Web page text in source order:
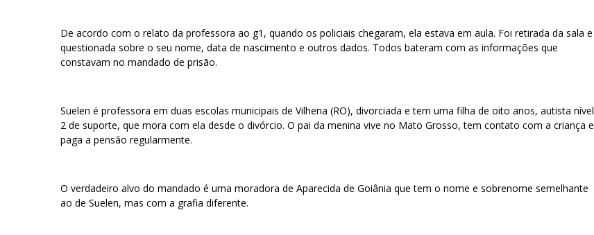
De acordo com o relato da professora ao g1, quando os policiais chegaram, ela estava em aula. Foi retirada da sala e
questionada sobre o seu nome, data de nascimento e outros dados. Todos bateram com as informações que
constavam no mandado de prisão.
Suelen é professora em duas escolas municipais de Vilhena (RO), divorciada e tem uma filha de oito anos, autista nível
2 de suporte, que mora com ela desde o divórcio. O pai da menina vive no Mato Grosso, tem contato com a criança e
paga a pensão regularmente.
O verdadeiro alvo do mandado é uma moradora de Aparecida de Goiânia que tem o nome e sobrenome semelhante
ao de Suelen, mas com a grafia diferente.